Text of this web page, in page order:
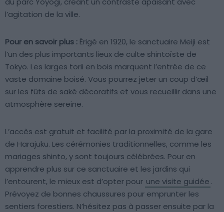
l’agitation de la ville.
Pour en savoir plus : Érigé en 1920, le sanctuaire Meiji est
l’un des plus importants lieux de culte shintoïste de
Tokyo. Les larges torii en bois marquent l’entrée de ce
vaste domaine boisé. Vous pourrez jeter un coup d’œil
sur les fûts de saké décoratifs et vous recueillir dans une
atmosphère sereine.
L’accès est gratuit et facilité par la proximité de la gare
de Harajuku. Les cérémonies traditionnelles, comme les
mariages shinto, y sont toujours célébrées. Pour en
apprendre plus sur ce sanctuaire et les jardins qui
l’entourent, le mieux est d’opter pour une visite guidée.
Prévoyez de bonnes chaussures pour emprunter les
sentiers forestiers. N’hésitez pas à passer ensuite par la